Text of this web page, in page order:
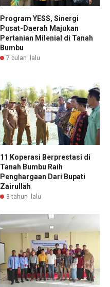
Program YESS, Sinergi
Pusat-Daerah Majukan
Pertanian Milenial di Tanah
Bumbu
7 bulan lalu
11 Koperasi Berprestasi di
Tanah Bumbu Raih
Penghargaan Dari Bupati
Zairullah
3 tahun lalu